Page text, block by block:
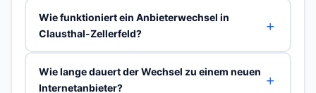
Wie funktioniert ein Anbieterwechsel in
Clausthal-Zellerfeld?
Wie lange dauert der Wechsel zu einem neuen
Internetanbieter?